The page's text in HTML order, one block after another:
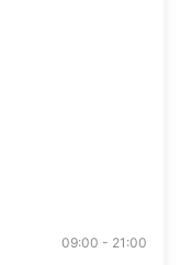
09:00 - 21:00